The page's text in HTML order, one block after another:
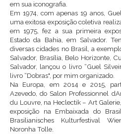
em sua iconografia.
Em 1974, com apenas 19 anos,
uma exitosa exposição coletiva
em 1975, fez a sua primeira
Estado da Bahia, em Salvador.
diversas cidades no Brasil, a
Salvador, Brasília, Belo Horizonte,
Salvador, lançou o livro “Guel
livro “Dobras", por mim organizado.
Na Europa, em 2014 e 2015,
Azevedo, do Salon Professionnel
du Louvre, na Heclectik – Art
exposição na Embaixada do
Brasilianisches Kulturfestival
Noronha Tolle.